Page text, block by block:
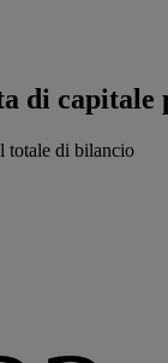
di capitale
totale di bilancio